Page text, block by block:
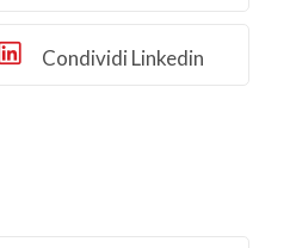
Condividi Linkedin